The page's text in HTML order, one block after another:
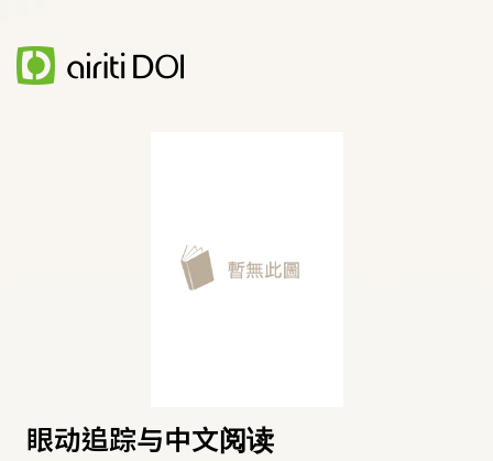
眼动追踪与中文阅读